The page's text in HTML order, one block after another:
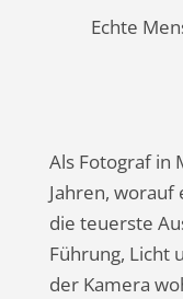
Echte
Als Fotograf in
Jahren,
die teuerste
Führung, Licht
der Kamera